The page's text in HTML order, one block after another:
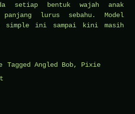
setiap bentuk wajah anak
panjang lurus sebahu. Model
simple ini sampai kini masih
Tagged Angled Bob, Pixie